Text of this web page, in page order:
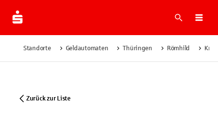
Suche
Standorte Geldautomaten Thüringen Römhild
Zurück zur Liste